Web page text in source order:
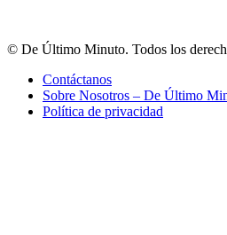
© De Último Minuto. Todos los
Contáctanos
Sobre Nosotros – De Último
Política de privacidad